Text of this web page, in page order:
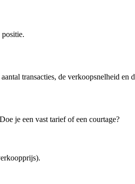
transacties, de verkoopsnelheid en
je een vast tarief of een courtage?